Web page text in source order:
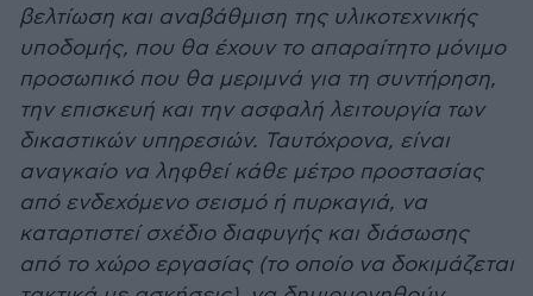
βελτίωση και αναβάθμιση της υλικοτεχνικής
υποδομής, που θα έχουν το απαραίτητο μόνιμο
προσωπικό που θα μεριμνά για τη συντήρηση,
την επισκευή και την ασφαλή λειτουργία των
δικαστικών υπηρεσιών. Ταυτόχρονα, είναι
αναγκαίο να ληφθεί κάθε μέτρο προστασίας
από ενδεχόμενο σεισμό ή πυρκαγιά, να
καταρτιστεί σχέδιο διαφυγής και διάσωσης
από το χώρο εργασίας (το οποίο να δοκιμάζεται